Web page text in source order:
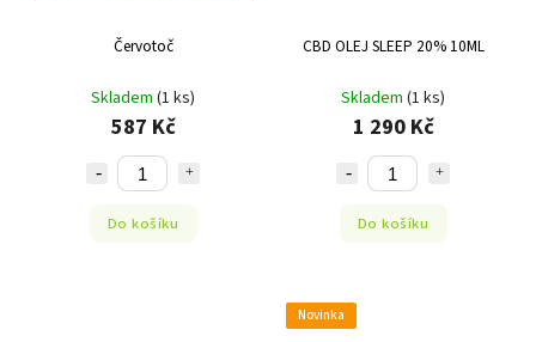
Červotoč
Skladem (1 ks)
587 Kč
Do košíku
CBD OLEJ SLEEP 20% 10ML
Skladem (1 ks)
1 290 Kč
Do košíku
Novinka